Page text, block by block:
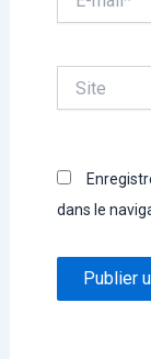
mail*
dans le